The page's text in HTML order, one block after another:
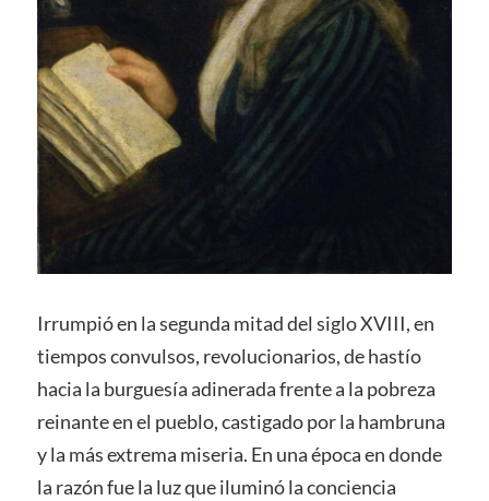
Irrumpió en la segunda mitad del siglo XVIII, en
tiempos convulsos, revolucionarios, de hastío
hacia la burguesía adinerada frente a la pobreza
reinante en el pueblo, castigado por la hambruna
y la más extrema miseria. En una época en donde
la razón fue la luz que iluminó la conciencia